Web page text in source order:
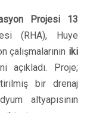
Projesi
13
(RHA), Huye
iki
açıkladı. Proje;
bir drenaj
altyapısının